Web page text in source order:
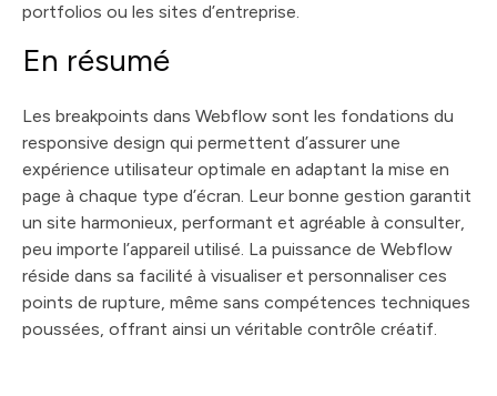
portfolios ou les sites d’entreprise.
En résumé
Les breakpoints dans Webflow sont les fondations du
responsive design qui permettent d’assurer une
expérience utilisateur optimale en adaptant la mise en
page à chaque type d’écran. Leur bonne gestion garantit
un site harmonieux, performant et agréable à consulter,
peu importe l’appareil utilisé. La puissance de Webflow
réside dans sa facilité à visualiser et personnaliser ces
points de rupture, même sans compétences techniques
poussées, offrant ainsi un véritable contrôle créatif.